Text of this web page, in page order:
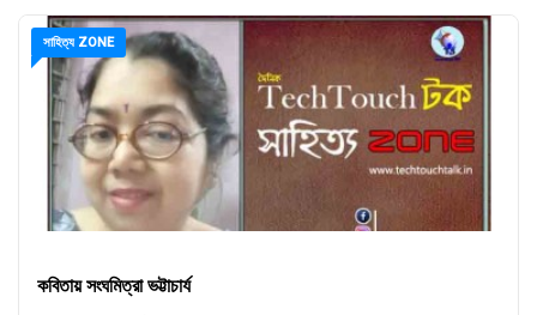
সাহিত্য ZONE
কবিতায় সংঘমিত্রা ভট্টাচার্য